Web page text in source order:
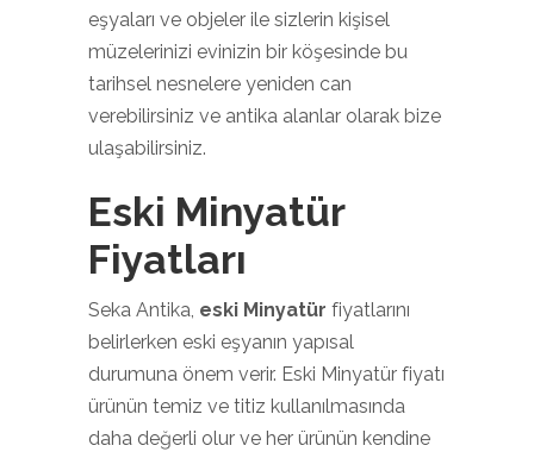
eşyaları ve objeler ile sizlerin kişisel
müzelerinizi evinizin bir köşesinde bu
tarihsel nesnelere yeniden can
verebilirsiniz ve antika alanlar olarak bize
ulaşabilirsiniz.
Eski Minyatür
Fiyatları
Seka Antika, eski Minyatür fiyatlarını
belirlerken eski eşyanın yapısal
durumuna önem verir. Eski Minyatür fiyatı
ürünün temiz ve titiz kullanılmasında
daha değerli olur ve her ürünün kendine